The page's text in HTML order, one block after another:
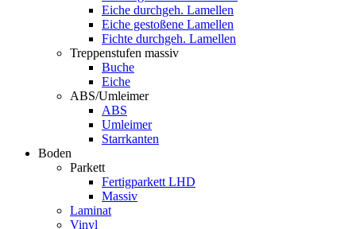
Eiche durchgeh. Lamellen
Eiche gestoßene Lamellen
Fichte durchgeh. Lamellen
Treppenstufen massiv
Buche
Eiche
ABS/Umleimer
ABS
Umleimer
Starrkanten
Boden
Parkett
Fertigparkett LHD
Massiv
Laminat
Vinyl